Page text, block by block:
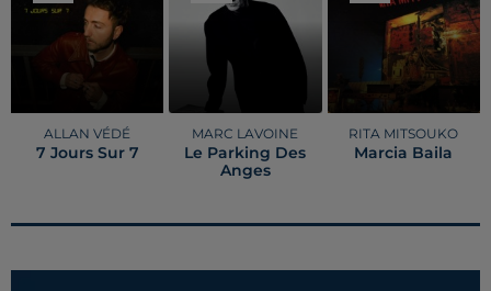
ALLAN VÉDÉ
7 Jours Sur 7
MARC LAVOINE
Le Parking Des
Anges
RITA MITSOUKO
Marcia Baila